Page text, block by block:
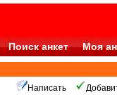
Поиск анкет Моя
Написать